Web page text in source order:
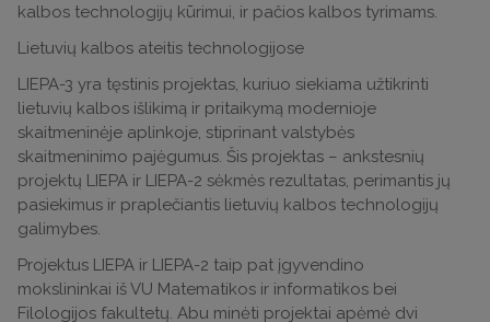
kalbos technologijų kūrimui, ir pačios kalbos tyrimams.
Lietuvių kalbos ateitis technologijose
LIEPA-3 yra tęstinis projektas, kuriuo siekiama užtikrinti
lietuvių kalbos išlikimą ir pritaikymą modernioje
skaitmeninėje aplinkoje, stiprinant valstybės
skaitmeninimo pajėgumus. Šis projektas – ankstesnių
projektų LIEPA ir LIEPA-2 sėkmės rezultatas, perimantis jų
pasiekimus ir praplečiantis lietuvių kalbos technologijų
galimybes.
Projektus LIEPA ir LIEPA-2 taip pat įgyvendino
mokslininkai iš VU Matematikos ir informatikos bei
Filologijos fakultetų. Abu minėti projektai apėmė dvi